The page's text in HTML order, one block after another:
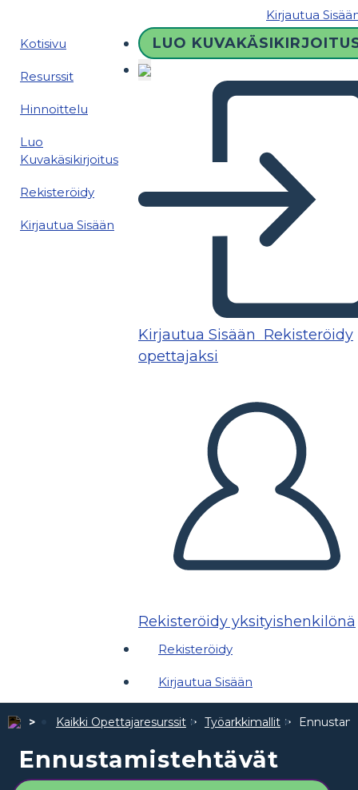
Kirjautua
Kotisivu
Resurssit
Hinnoittelu
Luo
Kuvakäsikirjoitus
Rekisteröidy
Kirjautua Sisään
LUO
Kirjautua Sisään Rekisteröidy
opettajaksi
Rekisteröidy yksityishenkilönä
Rekisteröidy
Kirjautua Sisään
Kaikki Opettajaresurssit Työarkkimallit
Ennustamistehtävät